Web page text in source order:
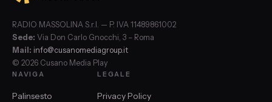
RADIO MASSOLINA S.r.l. — P. IVA 11489861002
Sede: Via Don Carlo Gnocchi, 3 – Roma
Mail: info@cusanomediagroup.it
© 2026 Cusano Media Play
NAVIGA
Palinsesto
LEGALE
Privacy Policy